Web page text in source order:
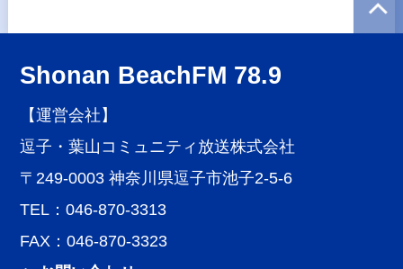
Shonan BeachFM 78.9
【運営会社】
逗子・葉山コミュニティ放送株式会社
〒249-0003 神奈川県逗子市池子2-5-6
TEL：046-870-3313
FAX：046-870-3323